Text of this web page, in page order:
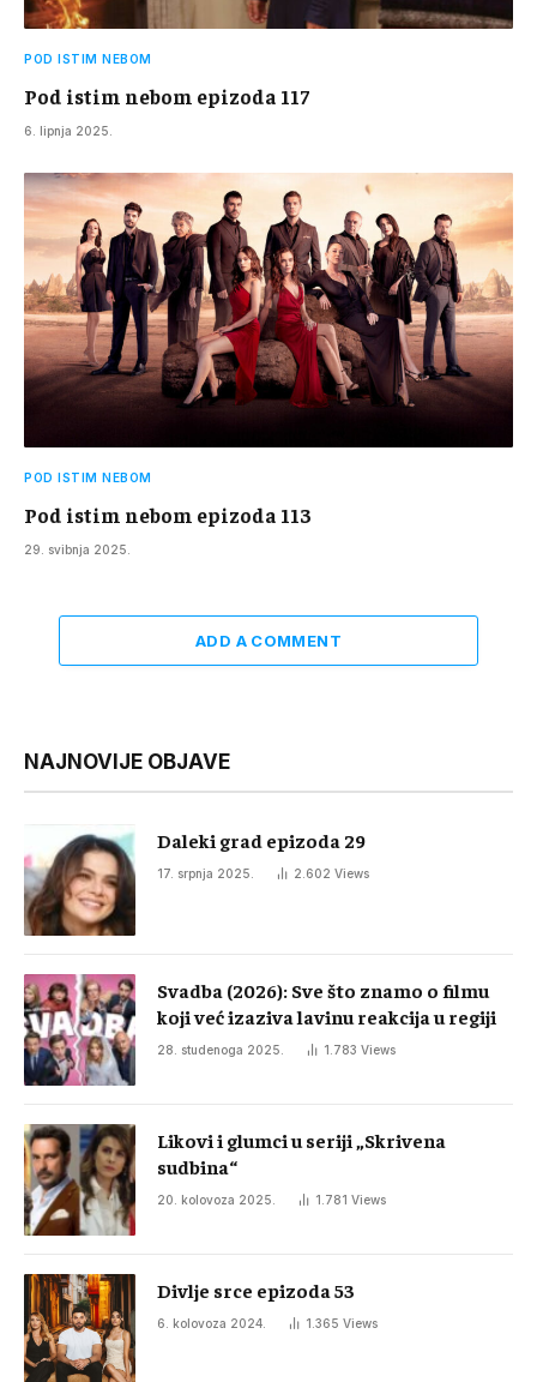
POD ISTIM NEBOM
Pod istim nebom epizoda 117
6. lipnja 2025.
POD ISTIM NEBOM
Pod istim nebom epizoda 113
29. svibnja 2025.
ADD A COMMENT
NAJNOVIJE OBJAVE
Daleki grad epizoda 29
17. srpnja 2025. 2.602 Views
Svadba (2026): Sve što znamo o filmu
koji već izaziva lavinu reakcija u regiji
28. studenoga 2025. 1.783 Views
Likovi i glumci u seriji „Skrivena
sudbina“
20. kolovoza 2025. 1.781 Views
Divlje srce epizoda 53
6. kolovoza 2024. 1.365 Views